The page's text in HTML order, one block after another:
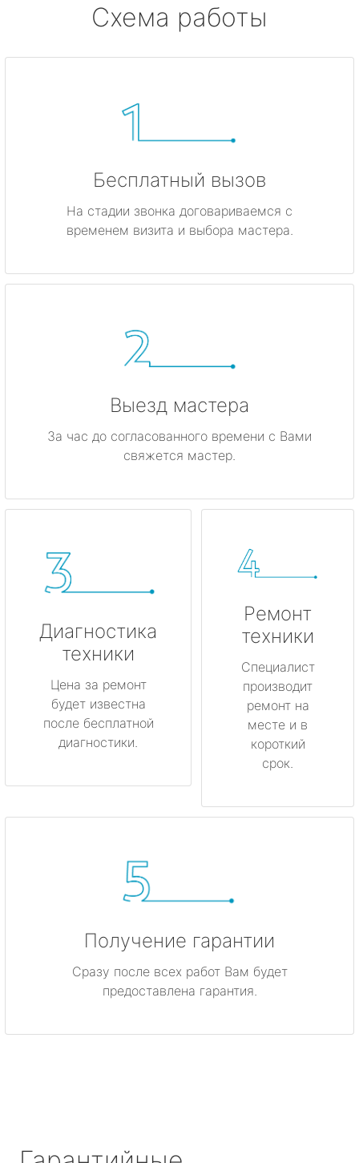
Схема работы
Бесплатный вызов
На стадии звонка договариваемся с
временем визита и выбора мастера.
Выезд мастера
За час до согласованного времени с Вами
свяжется мастер.
Диагностика
техники
Цена за ремонт
будет известна
после бесплатной
диагностики.
Ремонт
техники
Специалист
производит
ремонт на
месте и в
короткий
срок.
Получение гарантии
Сразу после всех работ Вам будет
предоставлена гарантия.